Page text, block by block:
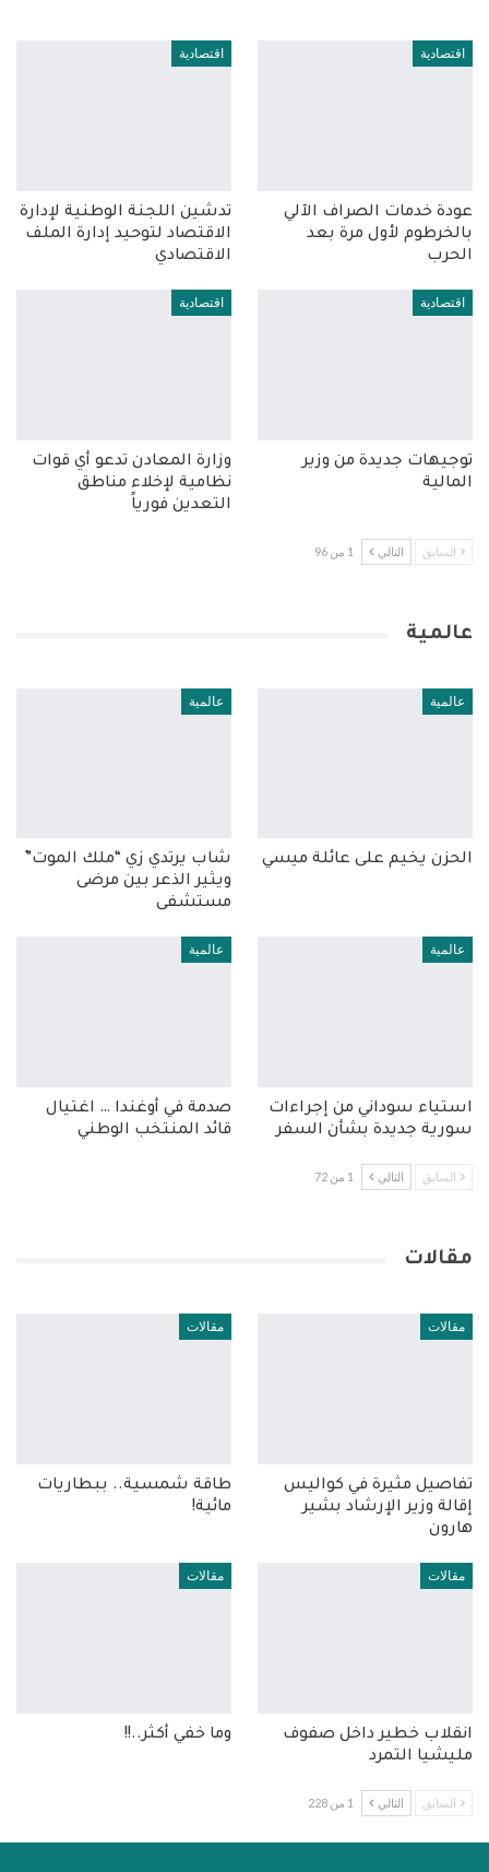
اقتصادية
عودة خدمات الصراف الآلي
بالخرطوم لأول مرة بعد
الحرب
اقتصادية
تدشين اللجنة الوطنية لإدارة
الاقتصاد لتوحيد إدارة الملف
الاقتصادي
اقتصادية
توجيهات جديدة من وزير
المالية
اقتصادية
وزارة المعادن تدعو أي قوات
نظامية لإخلاء مناطق
التعدين فورياً
السابق التالي 1 من 96
عالمية
عالمية
الحزن يخيم على عائلة ميسي
عالمية
شاب يرتدي زي “ملك الموت”
ويثير الذعر بين مرضى
مستشفى
عالمية
استياء سوداني من إجراءات
سورية جديدة بشأن السفر
عالمية
صدمة في أوغندا … اغتيال
قائد المنتخب الوطني
السابق التالي 1 من 72
مقالات
مقالات
تفاصيل مثيرة في كواليس
إقالة وزير الإرشاد بشير
هارون
مقالات
طاقة شمسية.. ببطاريات
مائية!
مقالات
انقلاب خطير داخل صفوف
مليشيا التمرد
مقالات
وما خفي أكثر..!!
السابق التالي 1 من 228